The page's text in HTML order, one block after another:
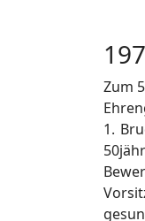
Zum
1.